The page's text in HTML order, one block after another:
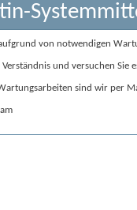
von notwendigen
Verständnis und versuchen Sie
sind wir per